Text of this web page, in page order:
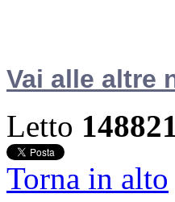
Vai alle altre
Letto
Torna in alto